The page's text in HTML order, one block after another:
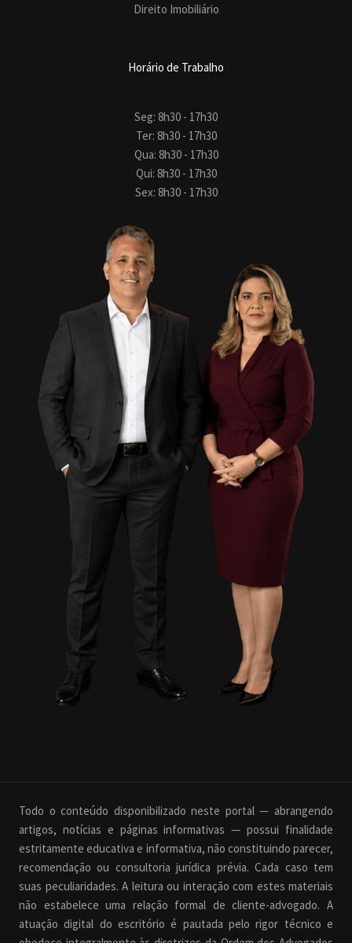
Direito Imobiliário
Horário de Trabalho
Seg: 8h30 - 17h30
Ter: 8h30 - 17h30
Qua: 8h30 - 17h30
Qui: 8h30 - 17h30
Sex: 8h30 - 17h30
Todo o conteúdo disponibilizado neste portal — abrangendo
artigos, notícias e páginas informativas — possui finalidade
estritamente educativa e informativa, não constituindo parecer,
recomendação ou consultoria jurídica prévia. Cada caso tem
suas peculiaridades. A leitura ou interação com estes materiais
não estabelece uma relação formal de cliente-advogado. A
atuação digital do escritório é pautada pelo rigor técnico e